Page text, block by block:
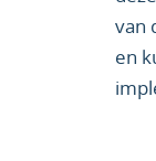
van
en